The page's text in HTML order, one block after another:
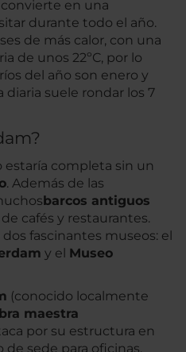
convierte en una
durante todo el año.
de más calor, con una
de unos 22ºC, por lo
del año son enero y
suele rondar los 7
estaría completa sin un
. Además de las
barcos antiguos
cafés y restaurantes.
fascinantes museos: el
y el Museo
(conocido localmente
maestra
por su estructura en
de sede para oficinas,